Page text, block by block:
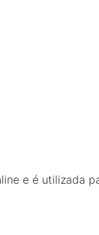
e é utilizada